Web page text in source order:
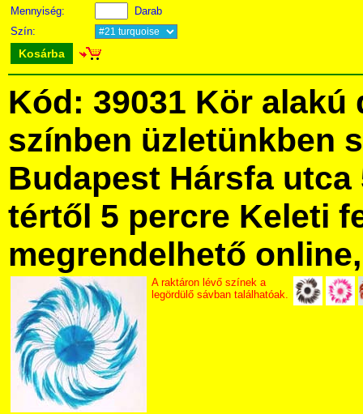
Mennyiség:
Darab
Szín:
Kosárba
Kód: 39031 Kör
színben üzletünkben
Budapest Hársfa utca
tértől 5 percre Keleti
megrendelhető
A raktáron lévő színek a
legördülő sávban találhatóak.